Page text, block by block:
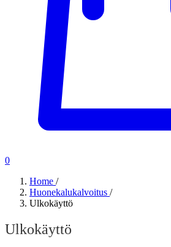
0
Home /
Huonekalukalvoitus /
Ulkokäyttö
Ulkokäyttö